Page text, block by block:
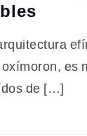
es
de […]